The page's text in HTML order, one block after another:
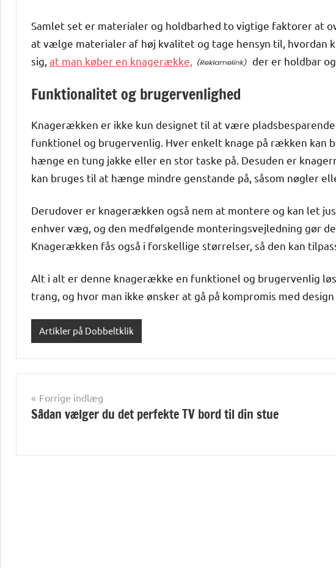
Samlet set er materialer og holdbarhed to vigtige faktorer at
at vælge materialer af høj kvalitet og tage hensyn til, hvordan
sig, at man køber en knagerække, der er holdbar
Funktionalitet og brugervenlighed
Knagerækken er ikke kun designet til at være
funktionel og brugervenlig. Hver enkelt knage på rækken kan
hænge en tung jakke eller en stor taske på. Desuden er
kan bruges til at hænge mindre genstande på, såsom nøgler
Derudover er knagerækken også nem at montere og kan let
enhver væg, og den medfølgende monteringsvejledning gør
Knagerækken fås også i forskellige størrelser, så den kan
Alt i alt er denne knagerække en funktionel og brugervenlig
trang, og hvor man ikke ønsker at gå på kompromis med design
Artikler på Dobbeltklik
Indlægsnavigation
Forrige indlæg
Sådan vælger du det perfekte TV bord til din stue